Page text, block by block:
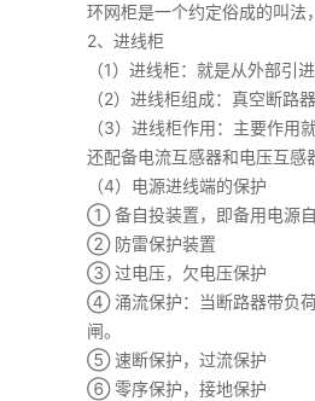
环网柜是一个约定俗成的叫法
2、进线柜
（1）进线柜：就是从外部引
（2）进线柜组成：真空断
（3）进线柜作用：主要作
还配备电流互感器和电压互感
（4）电源进线端的保护
① 备自投装置，即备用电源自
② 防雷保护装置
③ 过电压，欠电压保护
④ 涌流保护：当断路器带负荷
闸。
⑤ 速断保护，过流保护
⑥ 零序保护，接地保护